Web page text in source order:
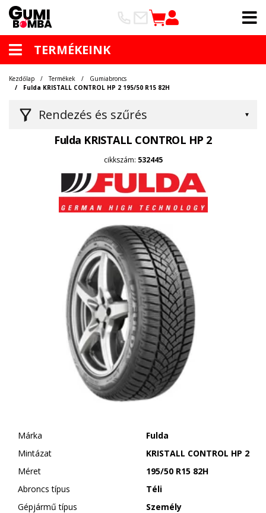
TERMÉKEINK
Rendezés és szűrés
Kezdőlap Termékek
Gumiabroncs
Fulda KRISTALL CONTROL HP 2 195/50 R15 82H
Fulda KRISTALL CONTROL HP 2
cikkszám: 532445
Márka
Fulda
Mintázat
KRISTALL CONTROL HP 2
Méret
195/50 R15 82H
Abroncs típus
Téli
Gépjármű típus
Személy